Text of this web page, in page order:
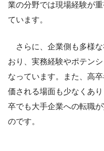
業の分野では現場経験が
ています。
さらに、企業側も多様
おり、実務経験やポテン
なっています。また、高
価される場面も少なくあ
卒でも大手企業への転職
のです。